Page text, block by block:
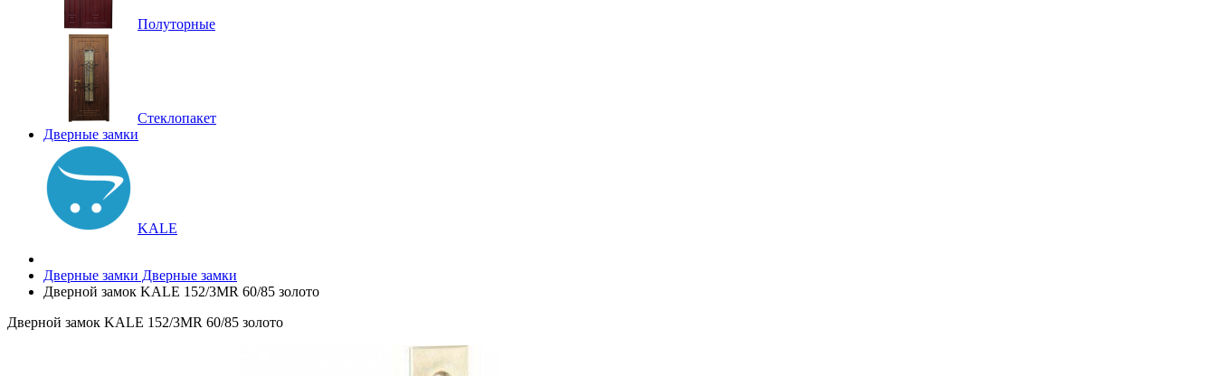
Полуторные
Стеклопакет
Дверные замки
KALE
Дверные замки Дверные замки
Дверной замок KALE 152/3MR 60/85 золото
Дверной замок KALE 152/3MR 60/85 золото